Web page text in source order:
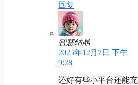
回复
智慧结晶
2025年12月7日 下午
9:28
还好有些小平台还能充